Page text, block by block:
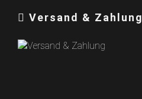
Versand & Zahlung